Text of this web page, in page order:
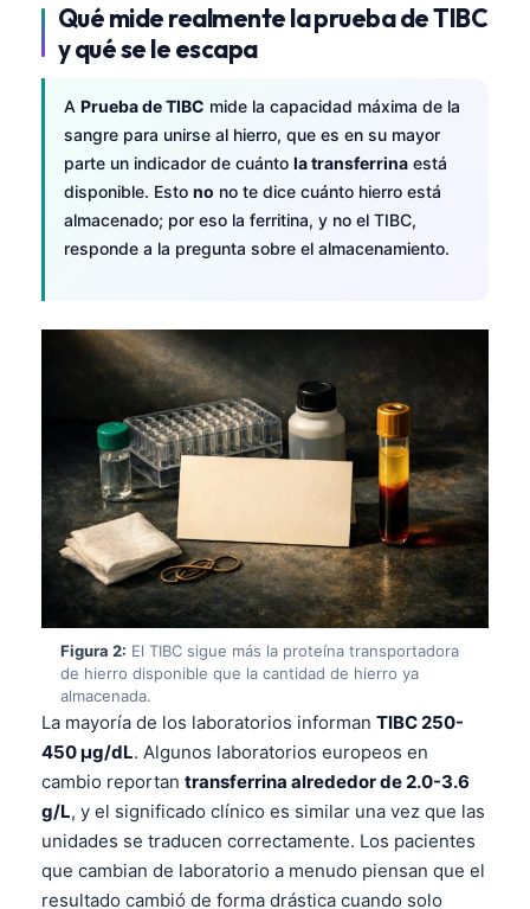
Qué mide realmente la prueba de TIBC
y qué se le escapa
A Prueba de TIBC mide la capacidad máxima de la
sangre para unirse al hierro, que es en su mayor
parte un indicador de cuánto la transferrina está
disponible. Esto no no te dice cuánto hierro está
almacenado; por eso la ferritina, y no el TIBC,
responde a la pregunta sobre el almacenamiento.
Figura 2: El TIBC sigue más la proteína transportadora
de hierro disponible que la cantidad de hierro ya
almacenada.
La mayoría de los laboratorios informan TIBC 250-
450 µg/dL. Algunos laboratorios europeos en
cambio reportan transferrina alrededor de 2.0-3.6
g/L, y el significado clínico es similar una vez que las
unidades se traducen correctamente. Los pacientes
que cambian de laboratorio a menudo piensan que el
resultado cambió de forma drástica cuando solo